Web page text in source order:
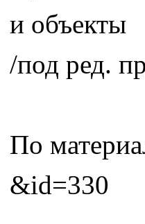
и объекты
/под ред.
По
&id=330